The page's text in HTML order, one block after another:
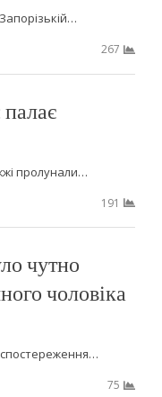
267
пролунали…
191
чутно
чоловіка
75